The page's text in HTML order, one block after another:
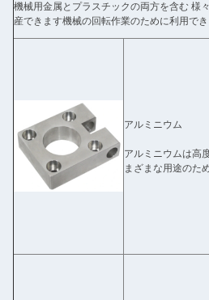
機械用金属とプラスチックの両方を含む 様
産できます機械の回転作業のために利用で
アルミニウム
アルミニウムは高
まざまな用途のた